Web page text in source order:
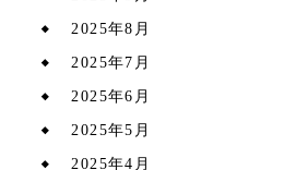
2025年8月
2025年7月
2025年6月
2025年5月
2025年4月